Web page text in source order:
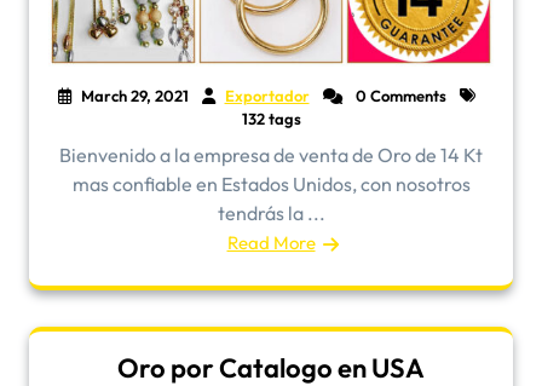
March 29, 2021 Exportador
0 Comments
132 tags
Bienvenido a la empresa de venta de Oro de 14 Kt
mas confiable en Estados Unidos, con nosotros
tendrás la ...
Read More
Oro por Catalogo en USA